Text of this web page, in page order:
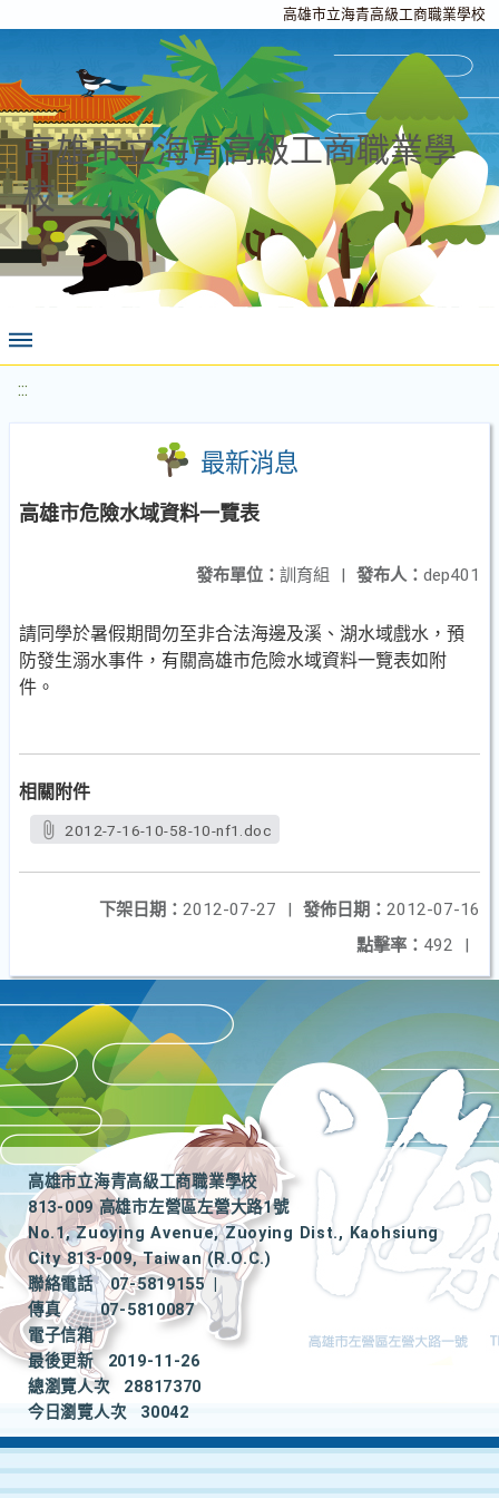
高雄市立海青高級工商職業學校
高雄市立海青高級工商職業學
校
:::
最新消息
高雄市危險水域資料一覽表
發布人： dep401
發布單位： 訓育組 |
請同學於暑假期間勿至非合法海邊及溪、湖水域戲水，預
防發生溺水事件，有關高雄市危險水域資料一覽表如附
件。
相關附件
2012-7-16-10-58-10-nf1.doc
發佈日期： 2012-07-16
下架日期： 2012-07-27
|
點擊率： 492 |
高雄市立海青高級工商職業學校
813-009 高雄市左營區左營大路1號
No.1, Zuoying Avenue, Zuoying Dist., Kaohsiung
City 813-009, Taiwan (R.O.C.)
聯絡電話
07-5819155
|
傳真
07-5810087
電子信箱
最後更新
2019-11-26
總瀏覽人次
28817370
今日瀏覽人次
30042